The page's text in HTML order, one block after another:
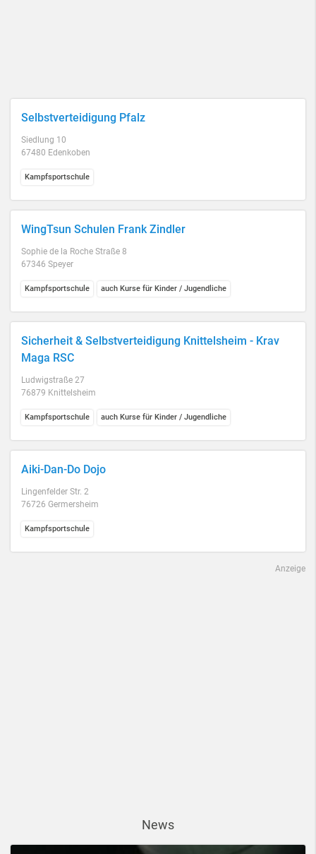
Selbstverteidigung Pfalz
Siedlung 10
67480 Edenkoben
Kampfsportschule
WingTsun Schulen Frank Zindler
Sophie de la Roche Straße 8
67346 Speyer
Kampfsportschule auch Kurse für Kinder / Jugendliche
Sicherheit & Selbstverteidigung Knittelsheim - Krav
Maga RSC
Ludwigstraße 27
76879 Knittelsheim
Kampfsportschule auch Kurse für Kinder / Jugendliche
Aiki-Dan-Do Dojo
Lingenfelder Str. 2
76726 Germersheim
Kampfsportschule
Anzeige
News